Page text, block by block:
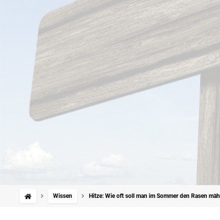
Wissen Hitze: Wie oft soll man im Sommer den Rasen